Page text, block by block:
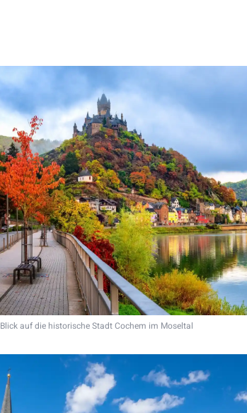
Blick auf die historische Stadt Cochem im Moseltal